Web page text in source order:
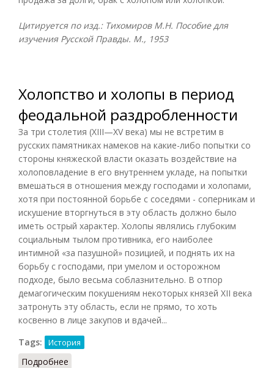
Цитируется по изд.: Тихомиров М.Н. Пособие для
изучения Русской Правды. М., 1953
Холопство и холопы в период
феодальной раздробленности
За три столетия (XIII—XV века) мы не встретим в
русских памятниках намеков на какие-либо попытки со
стороны княжеской власти оказать воздействие на
холоповладение в его внутреннем укладе, на попытки
вмешаться в отношения между господами и холопами,
хотя при постоянной борьбе с соседями - соперникам и
искушение вторгнуться в эту область должно было
иметь острый характер. Холопы являлись глубоким
социальным тылом противника, его наиболее
интимной «за пазушной» позицией, и поднять их на
борьбу с господами, при умелом и осторожном
подходе, было весьма соблазнительно. В отпор
демагогическим покушениям некоторых князей XII века
затронуть эту область, если не прямо, то хоть
косвенно в лице закупов и вдачей...
Tags:
История
Подробнее